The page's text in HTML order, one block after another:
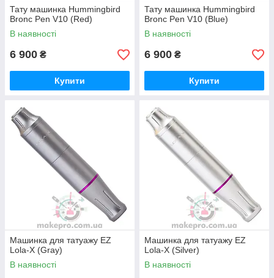
Тату машинка Hummingbird
Bronc Pen V10 (Red)
В наявності
6 900 ₴
Купити
Тату машинка Hummingbird
Bronc Pen V10 (Blue)
В наявності
6 900 ₴
Купити
Машинка для татуажу EZ
Lola-X (Gray)
В наявності
Машинка для татуажу EZ
Lola-X (Silver)
В наявності